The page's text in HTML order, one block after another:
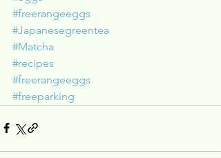
#freerangeeggs
#Japanesegreentea
#Matcha
#recipes
#freerangeeggs
#freeparking